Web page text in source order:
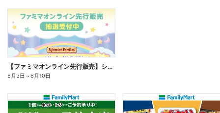
【ファミマオンライン先行販売】シルバニアファミリー
8月3日 ～8月10日